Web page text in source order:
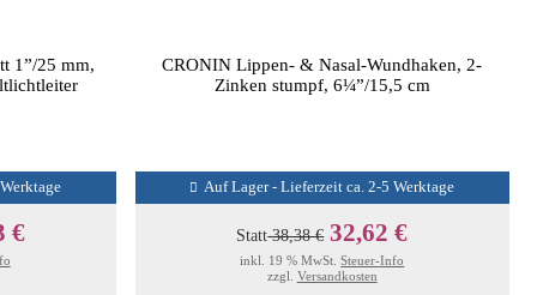
1”/25 mm,
€
CRONIN Lippen- & Nasal-Wundhaken, 2-
Zinken stumpf, 6¼”/15,5 cm
Auf Lager - Lieferzeit ca. 2-5 Werktage
Statt38,38 € 32,62 €
inkl. 19 % MwSt.Steuer-Info
zzgl. Versandkosten